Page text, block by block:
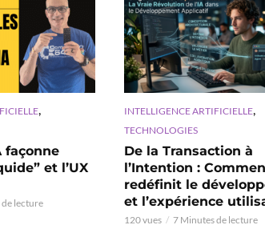
,
façonne
et l’UX
lecture
INTELLIGENCE ARTIFICIELLE,
TECHNOLOGIES
De la Transaction à
l’Intention :
redéfinit le
et l’expérience
120 vues 7 Minutes de lecture